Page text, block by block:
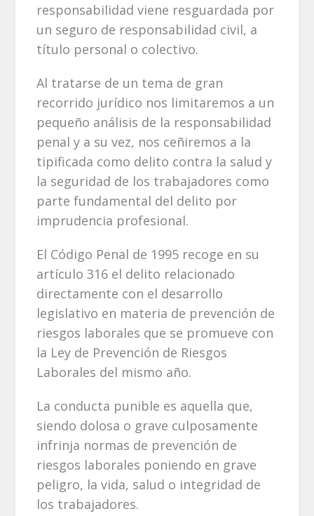
responsabilidad viene resguardada por
un seguro de responsabilidad civil, a
título personal o colectivo.
Al tratarse de un tema de gran
recorrido jurídico nos limitaremos a un
pequeño análisis de la responsabilidad
penal y a su vez, nos ceñiremos a la
tipificada como delito contra la salud y
la seguridad de los trabajadores como
parte fundamental del delito por
imprudencia profesional.
El Código Penal de 1995 recoge en su
artículo 316 el delito relacionado
directamente con el desarrollo
legislativo en materia de prevención de
riesgos laborales que se promueve con
la Ley de Prevención de Riesgos
Laborales del mismo año.
La conducta punible es aquella que,
siendo dolosa o grave culposamente
infrinja normas de prevención de
riesgos laborales poniendo en grave
peligro, la vida, salud o integridad de
los trabajadores.